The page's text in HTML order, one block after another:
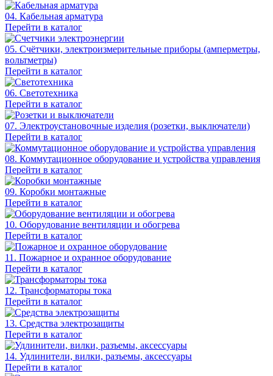
04. Кабельная арматура
Перейти в каталог
05. Счётчики, электроизмерительные приборы (амперметры,
вольтметры)
Перейти в каталог
06. Светотехника
Перейти в каталог
07. Электроустановочные изделия (розетки, выключатели)
Перейти в каталог
08. Коммутационное оборудование и устройства управления
Перейти в каталог
09. Коробки монтажные
Перейти в каталог
10. Оборудование вентиляции и обогрева
Перейти в каталог
11. Пожарное и охранное оборудование
Перейти в каталог
12. Трансформаторы тока
Перейти в каталог
13. Средства электрозащиты
Перейти в каталог
14. Удлинители, вилки, разъемы, аксессуары
Перейти в каталог